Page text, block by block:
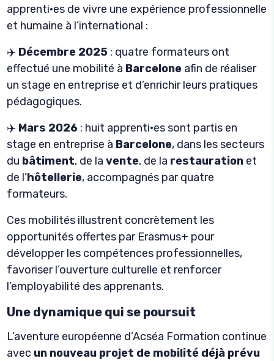
apprenti·es de vivre une expérience professionnelle
et humaine à l’international :
✈️ Décembre 2025 : quatre formateurs ont
effectué une mobilité à Barcelone afin de réaliser
un stage en entreprise et d’enrichir leurs pratiques
pédagogiques.
✈️ Mars 2026 : huit apprenti·es sont partis en
stage en entreprise à Barcelone, dans les secteurs
du bâtiment, de lavente, de la restauration et
de l’hôtellerie, accompagnés par quatre
formateurs.
Ces mobilités illustrent concrètement les
opportunités offertes par Erasmus+ pour
développer les compétences professionnelles,
favoriser l’ouverture culturelle et renforcer
l’employabilité des apprenants.
Une dynamique qui se poursuit
L’aventure européenne d’Acséa Formation continue
avec un nouveau projet de mobilité déjà prévu